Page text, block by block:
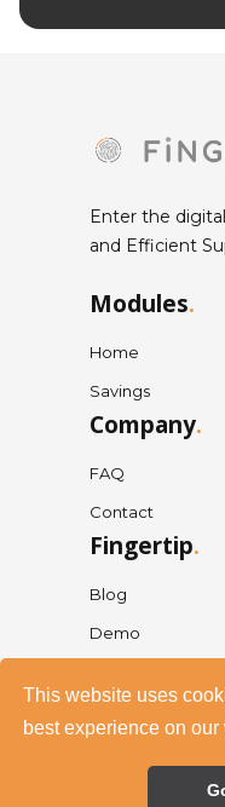
This website uses
best experience on our
Enter the
and Efficient
Modules.
Home
Savings
Company.
FAQ
Contact
Fingertip.
Blog
Demo
©